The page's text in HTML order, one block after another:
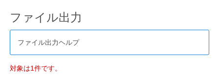
ファイル出力
ファイル出力ヘルプ
対象は1件です。